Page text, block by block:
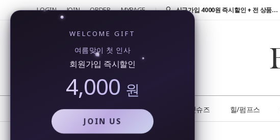
LOGIN JOIN
4000원!
ORDER MYPAGE
반품 및 교환 신청시 참고하세요!!!...
반품 및 교환 신청시 참고하세요!!!...
NEW BEST 플랫슈즈 힐/펌프스
여름 리본 투톤 배색 플랫슈즈 1cm 단화 발편한 쿠션
WELCOME GIFT
여름맞이 첫 인사
회원가입 즉시할인
4,000 원
JOIN US